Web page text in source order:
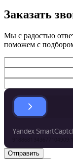
Заказать
Мы с радостью
поможем с